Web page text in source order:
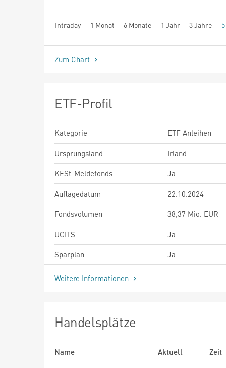
Intraday 1 Monat 6 Monate 1 Jahr 3 Jahre
seit Beginn
Zum Chart
ETF-Profil
Kategorie
ETF Anleihen
Ursprungsland
Irland
KESt-Meldefonds
Ja
Auflagedatum
22.10.2024
Fondsvolumen
38,37 Mio. EUR
UCITS
Ja
Sparplan
Ja
Weitere Informationen
Handelsplätze
Name Aktuell
Zeit